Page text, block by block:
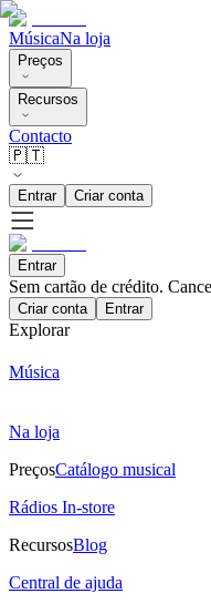
MúsicaNa loja
Preços
Recursos
Contacto
🇵🇹
Entrar Criar conta
Entrar
Sem cartão de crédito.
Criar conta Entrar
Explorar
Música
Na loja
PreçosCatálogo musical
Rádios In-store
RecursosBlog
Central de ajuda